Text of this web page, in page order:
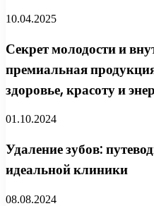
10.04.2025
Секрет молодости и
премиальная
здоровье, красоту и
01.10.2024
Удаление зубов:
идеальной клиники
08.08.2024